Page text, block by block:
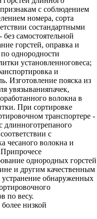
с соблюдением
номера, сорта
состандартными
самостоятельной
горстей, оправка и
однородности
установленноговеса;
и
Изготовление пояска из
увязыванияпачек,
волокна в
При сортировке
транспортере -
длинноготрепаного
с
чесаного волокна и
однородных горстей
и другим качественным
обнаруженных
по весу.
низкой